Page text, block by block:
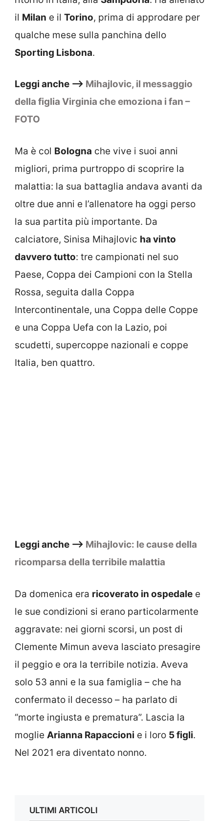
il Milan e il Torino, prima di approdare per
qualche mese sulla panchina dello
Sporting Lisbona.
Leggi anche –> Mihajlovic, il messaggio
della figlia Virginia che emoziona i fan –
FOTO
Ma è col Bologna che vive i suoi anni
migliori, prima purtroppo di scoprire la
malattia: la sua battaglia andava avanti da
oltre due anni e l’allenatore ha oggi perso
la sua partita più importante. Da
calciatore, Sinisa Mihajlovic ha vinto
davvero tutto: tre campionati nel suo
Paese, Coppa dei Campioni con la Stella
Rossa, seguita dalla Coppa
Intercontinentale, una Coppa delle Coppe
e una Coppa Uefa con la Lazio, poi
scudetti, supercoppe nazionali e coppe
Italia, ben quattro.
Leggi anche –> Mihajlovic: le cause della
ricomparsa della terribile malattia
Da domenica era ricoverato in ospedale e
le sue condizioni si erano particolarmente
aggravate: nei giorni scorsi, un post di
Clemente Mimun aveva lasciato presagire
il peggio e ora la terribile notizia. Aveva
solo 53 anni e la sua famiglia – che ha
confermato il decesso – ha parlato di
“morte ingiusta e prematura”. Lascia la
moglie Arianna Rapaccioni e i loro 5 figli.
Nel 2021 era diventato nonno.
ULTIMI ARTICOLI